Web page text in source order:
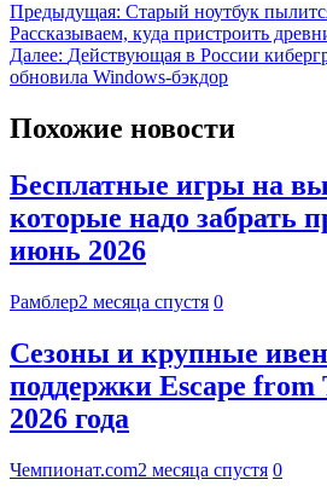
Предыдущая: Старый ноутбук
Рассказываем, куда пристроить
Далее: Действующая в России
обновила Windows-бэкдор
Похожие новости
Бесплатные игры на
которые надо забрать
июнь 2026
Рамблер2 месяца спустя 0
Сезоны и крупные
поддержки Escape from
2026 года
Чемпионат.com2 месяца спустя 0